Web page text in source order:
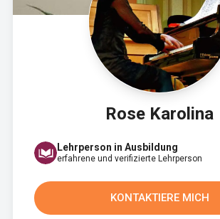
Rose Karolina
Lehrperson in Ausbildung
erfahrene und verifizierte Lehrperson
KONTAKTIERE MICH